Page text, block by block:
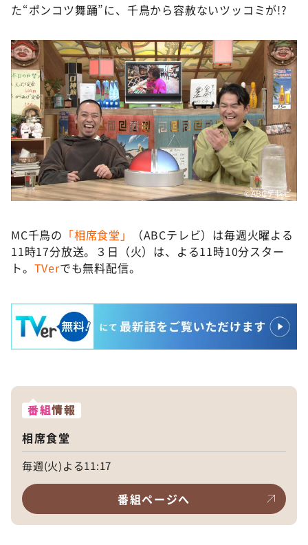
た“ポンコツ舞踊”に、千鳥から容赦ないツッコミが!?
©ABCテレビ
MC千鳥の 「相席食堂」
（ABCテレビ）は毎週火曜よる
11時17分放送。３日（火）は、よる11時10分スター
ト。 TVerでも無料配信。
番組情報
相席食堂
毎週(火)よる11:17
番組ページへ